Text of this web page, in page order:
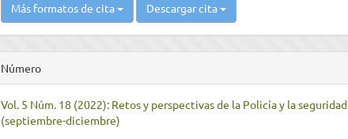
Más formatos de cita Descargar cita
Número
Vol. 5 Núm. 18 (2022): Retos y perspectivas de la Policía y la seguridad
(septiembre-diciembre)